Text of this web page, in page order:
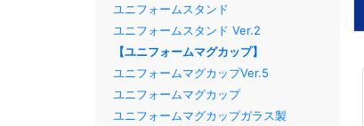
ユニフォームスタンド
ユニフォームスタンド Ver.2
【ユニフォームマグカップ】
ユニフォームマグカップVer.5
ユニフォームマグカップ
ユニフォームマグカップガラス製